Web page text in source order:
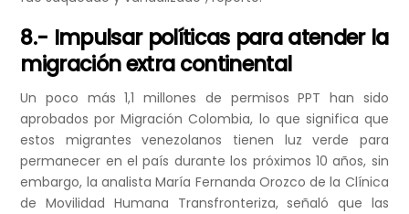
8.- Impulsar políticas para atender la
migración extra continental
Un poco más 1,1 millones de permisos PPT han sido
aprobados por Migración Colombia, lo que significa que
estos migrantes venezolanos tienen luz verde para
permanecer en el país durante los próximos 10 años, sin
embargo, la analista María Fernanda Orozco de la Clínica
de Movilidad Humana Transfronteriza, señaló que las